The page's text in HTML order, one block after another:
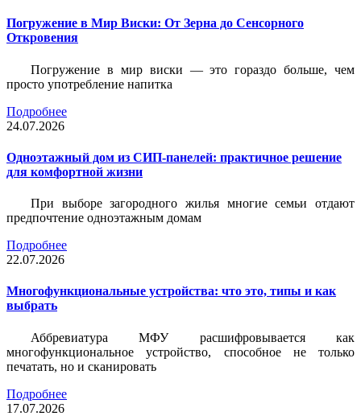
Погружение в Мир Виски: От Зерна до Сенсорного
Откровения
Погружение в мир виски — это гораздо больше, чем
просто употребление напитка
Подробнее
24.07.2026
Одноэтажный дом из СИП-панелей: практичное решение
для комфортной жизни
При выборе загородного жилья многие семьи отдают
предпочтение одноэтажным домам
Подробнее
22.07.2026
Многофункциональные устройства: что это, типы и как
выбрать
Аббревиатура МФУ расшифровывается как
многофункциональное устройство, способное не только
печатать, но и сканировать
Подробнее
17.07.2026